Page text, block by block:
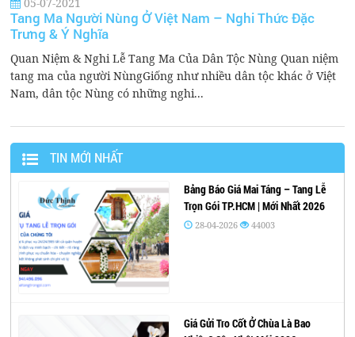
Tang Ma Người Nùng Ở Việt Nam – Nghi Thức Đặc
Trưng & Ý Nghĩa
Quan Niệm & Nghi Lễ Tang Ma Của Dân Tộc Nùng Quan niệm
tang ma của người NùngGiống như nhiều dân tộc khác ở Việt
Nam, dân tộc Nùng có những nghi...
TIN MỚI NHẤT
Bảng Báo Giá Mai Táng – Tang Lễ
Trọn Gói TP.HCM | Mới Nhất 2026
28-04-2026 44003
Giá Gửi Tro Cốt Ở Chùa Là Bao